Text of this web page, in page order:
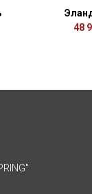
48